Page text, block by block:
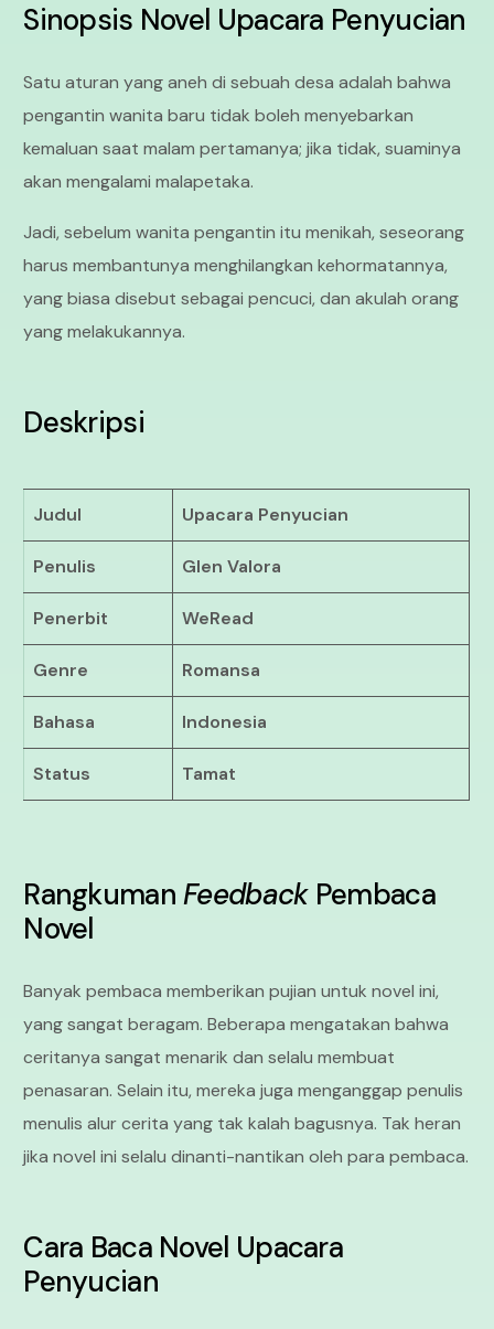
Sinopsis Novel Upacara Penyucian
Satu aturan yang aneh di sebuah desa adalah bahwa
pengantin wanita baru tidak boleh menyebarkan
kemaluan saat malam pertamanya; jika tidak, suaminya
akan mengalami malapetaka.
Jadi, sebelum wanita pengantin itu menikah, seseorang
harus membantunya menghilangkan kehormatannya,
yang biasa disebut sebagai pencuci, dan akulah orang
yang melakukannya.
Deskripsi
Judul Upacara Penyucian
Penulis Glen Valora
Penerbit WeRead
Genre Romansa
Bahasa Indonesia
Status Tamat
RangkumanFeedbackPembaca
Novel
Banyak pembaca memberikan pujian untuk novel ini,
yang sangat beragam. Beberapa mengatakan bahwa
ceritanya sangat menarik dan selalu membuat
penasaran. Selain itu, mereka juga menganggap penulis
menulis alur cerita yang tak kalah bagusnya. Tak heran
jika novel ini selalu dinanti-nantikan oleh para pembaca.
Cara Baca Novel Upacara
Penyucian